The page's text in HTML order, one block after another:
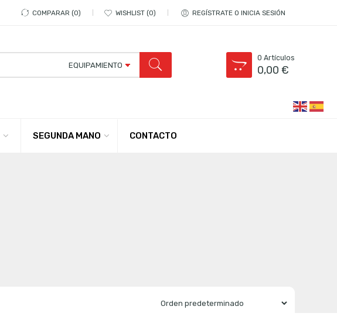
COMPARAR 0 WISHLIST 0 REGÍSTRATE O INICIA SESIÓN
0 Artículos
0,00€
SEGUNDA MANO CONTACTO